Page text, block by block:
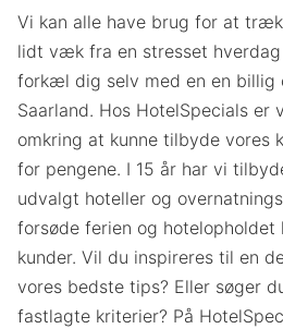
Vi kan alle have brug for at
lidt væk fra en stresset
forkæl dig selv med en en billig
Saarland. Hos HotelSpecials er
omkring at kunne tilbyde vores
for pengene. I 15 år har vi
udvalgt hoteller og
forsøde ferien og
kunder. Vil du inspireres til en
vores bedste tips? Eller søger
fastlagte kriterier? På